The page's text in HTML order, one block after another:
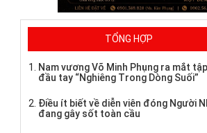
TỔNG HỢP
Nam vương Võ Minh Phụng ra mắt
đầu tay “Nghiêng Trong Dòng Suối”
Điều ít biết về diễn viên đóng Người
đang gây sốt toàn cầu